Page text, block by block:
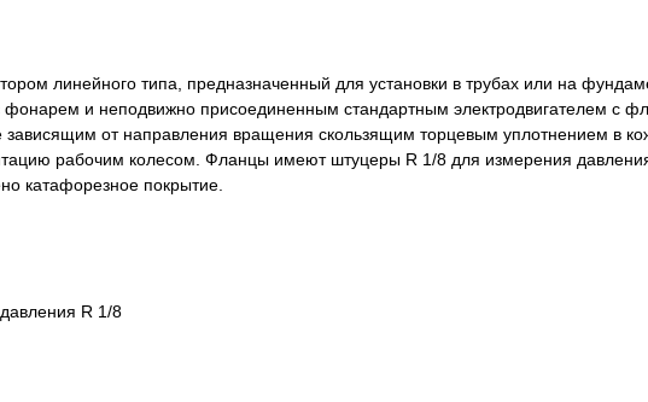
линейного типа, предназначенный для установки в трубах или на
фонарем и неподвижно присоединенным стандартным электродвигателем с
зависящим от направления вращения скользящим торцевым уплотнением в
рабочим колесом. Фланцы имеют штуцеры R 1/8 для измерения
катафорезное покрытие.
R 1/8